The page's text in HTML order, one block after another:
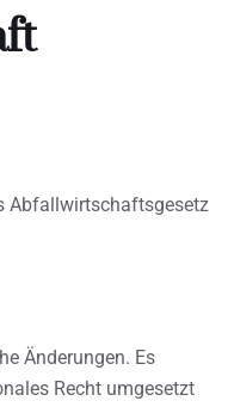
Abfallwirtschaftsgesetz
Änderungen. Es
Recht umgesetzt